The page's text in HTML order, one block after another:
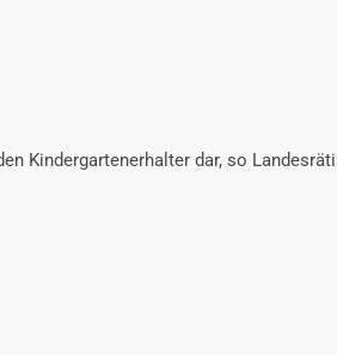
Kindergartenerhalter dar, so